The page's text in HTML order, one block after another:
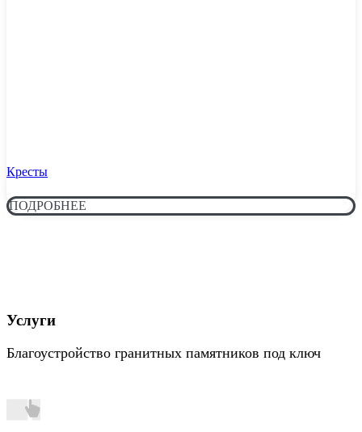
Кресты
ПОДРОБНЕЕ
Услуги
Благоустройство гранитных памятников под ключ